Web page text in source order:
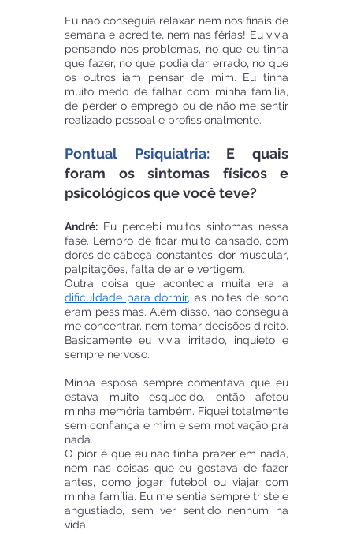
Eu não conseguia relaxar nem nos finais de
semana e acredite, nem nas férias! Eu vivia
pensando nos problemas, no que eu tinha
que fazer, no que podia dar errado, no que
os outros iam pensar de mim. Eu tinha
muito medo de falhar com minha família,
de perder o emprego ou de não me sentir
realizado pessoal e profissionalmente.
Pontual Psiquiatria: E quais
foram os sintomas físicos e
psicológicos que você teve?
André: Eu percebi muitos sintomas nessa
fase. Lembro de ficar muito cansado, com
dores de cabeça constantes, dor muscular,
palpitações, falta de ar e vertigem.
dificuldade para dormir, as noites de sono
eram péssimas. Além disso, não conseguia
me concentrar, nem tomar decisões direito.
Basicamente eu vivia irritado, inquieto e
sempre nervoso.
Minha esposa sempre comentava que eu
estava muito esquecido, então afetou
minha memória também. Fiquei totalmente
sem confiança e mim e sem motivação pra
nada.
O pior é que eu não tinha prazer em nada,
nem nas coisas que eu gostava de fazer
antes, como jogar futebol ou viajar com
minha família. Eu me sentia sempre triste e
angustiado, sem ver sentido nenhum na
vida.